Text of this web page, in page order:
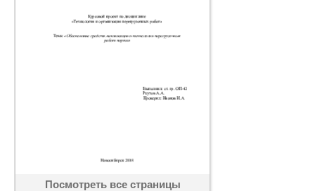
Посмотреть все страницы